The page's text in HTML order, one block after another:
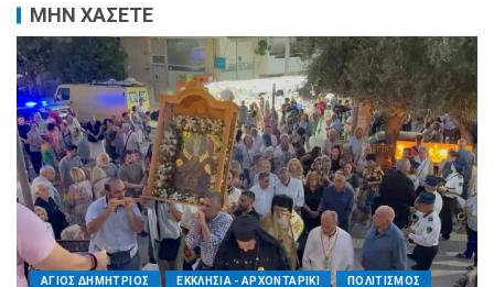
ΜΗΝ ΧΑΣΕΤΕ
ΑΓΙΟΣ ΔΗΜΗΤΡΙΟΣ ΕΚΚΛΗΣΙΑ - ΑΡΧΟΝΤΑΡΙΚΙ ΠΟΛΙΤΙΣΜΟΣ